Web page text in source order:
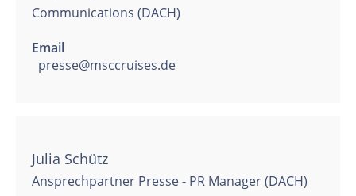
Communications (DACH)
Email
presse@msccruises.de
Julia Schütz
Ansprechpartner Presse - PR Manager (DACH)